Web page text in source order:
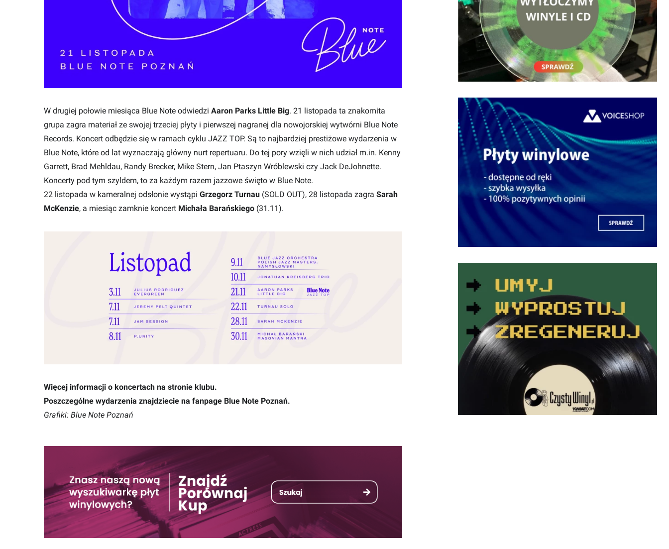
W drugiej połowie miesiąca Blue Note odwiedzi Aaron Parks Little Big. 21 listopada ta znakomita
grupa zagra materiał ze swojej trzeciej płyty i pierwszej nagranej dla nowojorskiej wytwórni Blue Note
Records. Koncert odbędzie się w ramach cyklu JAZZ TOP. Są to najbardziej prestiżowe wydarzenia w
Blue Note, które od lat wyznaczają główny nurt repertuaru. Do tej pory wzięli w nich udział m.in. Kenny
Garrett, Brad Mehldau, Randy Brecker, Mike Stern, Jan Ptaszyn Wróblewski czy Jack DeJohnette.
Koncerty pod tym szyldem, to za każdym razem jazzowe święto w Blue Note.
22 listopada w kameralnej odsłonie wystąpi Grzegorz Turnau (SOLD OUT), 28 listopada zagra Sarah
McKenzie, a miesiąc zamknie koncert Michała Barańskiego (31.11).
Więcej informacji o koncertach na stronie klubu.
Poszczególne wydarzenia znajdziecie na fanpage Blue Note Poznań.
Grafiki: Blue Note Poznań